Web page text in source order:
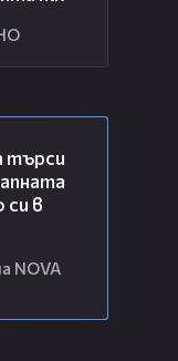
търси
в
NOVA